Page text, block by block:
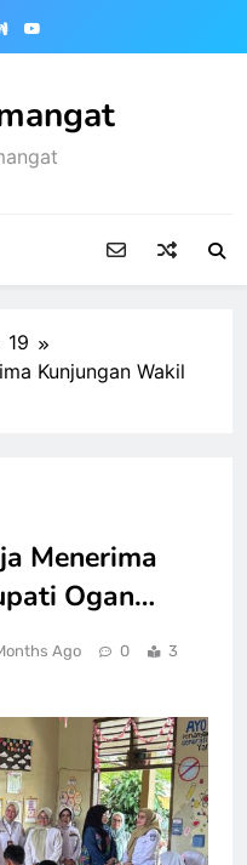
19
Kunjungan Wakil
Menerima
Ogan…
Ago 0
3